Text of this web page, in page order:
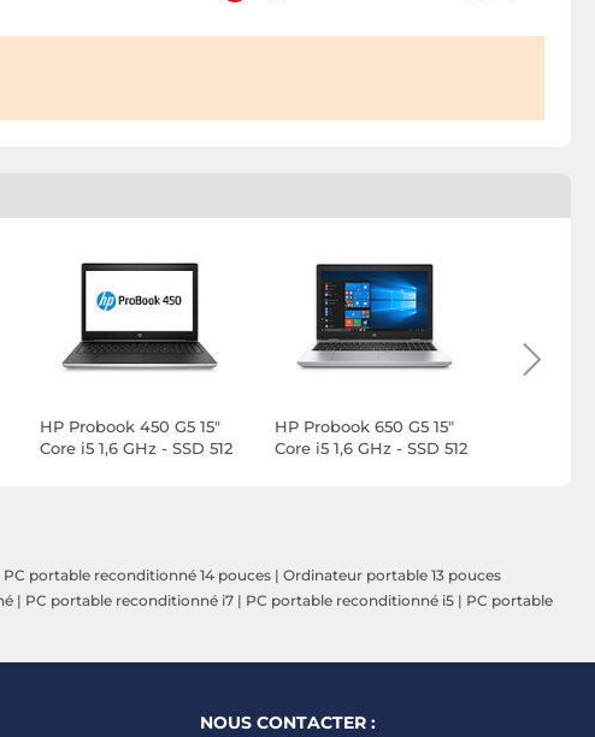
HP Probook 450 G5 15"
Core i5 1,6 GHz - SSD 512
HP Probook 650 G5 15"
Core i5 1,6 GHz - SSD 512
PC portable reconditionné 14 pouces | Ordinateur portable 13 pouces
| PC portable reconditionné i7 | PC portable reconditionné i5 | PC portable
NOUS CONTACTER :